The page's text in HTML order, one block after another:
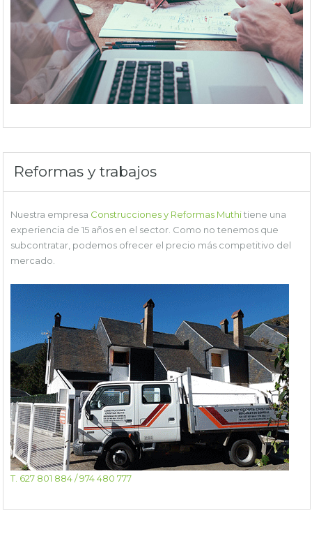
Reformas y trabajos
Nuestra empresa Construcciones y Reformas Muthitiene una
experiencia de 15 años en el sector. Como no tenemos que
subcontratar, podemos ofrecer el precio más competitivo del
mercado.
T. 627 801 884 / 974 480 777